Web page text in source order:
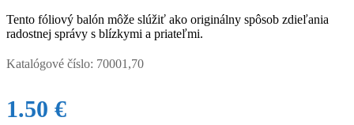
Tento fóliový balón môže slúžiť ako originálny spôsob zdieľania
radostnej správy s blízkymi a priateľmi.
Katalógové číslo: 70001,70
1.50 €